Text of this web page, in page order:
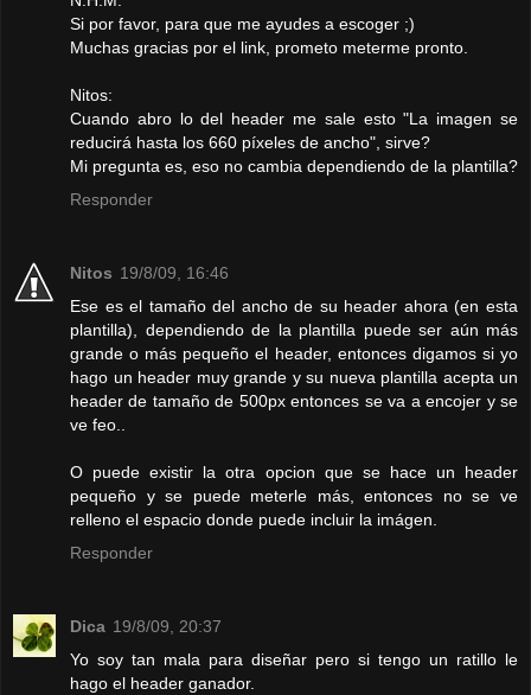
Si por favor, para que me ayudes a escoger ;)
Muchas gracias por el link, prometo meterme pronto.
Nitos:
Cuando abro lo del header me sale esto "La imagen se
reducirá hasta los 660 píxeles de ancho", sirve?
Mi pregunta es, eso no cambia dependiendo de la plantilla?
Responder
Nitos 19/8/09, 16:46
Ese es el tamaño del ancho de su header ahora (en esta
plantilla), dependiendo de la plantilla puede ser aún más
grande o más pequeño el header, entonces digamos si yo
hago un header muy grande y su nueva plantilla acepta un
header de tamaño de 500px entonces se va a encojer y se
ve feo..
O puede existir la otra opcion que se hace un header
pequeño y se puede meterle más, entonces no se ve
relleno el espacio donde puede incluir la imágen.
Responder
Dica 19/8/09, 20:37
Yo soy tan mala para diseñar pero si tengo un ratillo le
hago el header ganador.